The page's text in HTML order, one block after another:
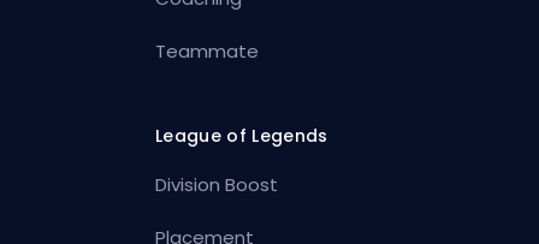
Teammate
League of Legends
Division Boost
Placement